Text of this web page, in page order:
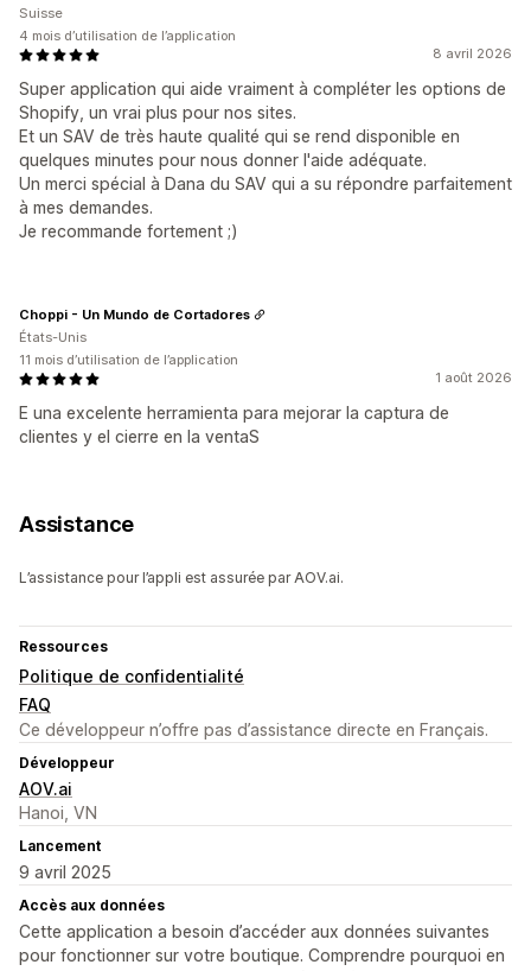
8 avril 2026
Super application qui aide vraiment à compléter les options de
Shopify, un vrai plus pour nos sites.
Et un SAV de très haute qualité qui se rend disponible en
quelques minutes pour nous donner l'aide adéquate.
Un merci spécial à Dana du SAV qui a su répondre parfaitement
à mes demandes.
Je recommande fortement ;)
Suisse
4 mois d’utilisation de l’application
1 août 2026
E una excelente herramienta para mejorar la captura de
clientes y el cierre en la ventaS
Choppi - Un Mundo de Cortadores
États-Unis
11 mois d’utilisation de l’application
Assistance
L’assistance pour l’appli est assurée par AOV.ai.
Ressources
Politique de confidentialité
FAQ
Ce développeur n’offre pas d’assistance directe en Français.
Développeur
AOV.ai
Hanoi, VN
Lancement
9 avril 2025
Accès aux données
Cette application a besoin d’accéder aux données suivantes
pour fonctionner sur votre boutique. Comprendre pourquoi en